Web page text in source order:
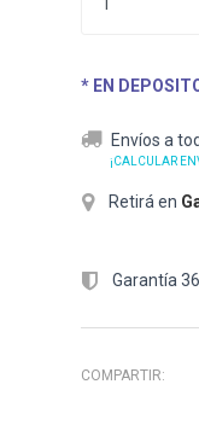
* EN
Envíos a
¡CALCULAR
Retirá en
Garantía
COMPARTIR: